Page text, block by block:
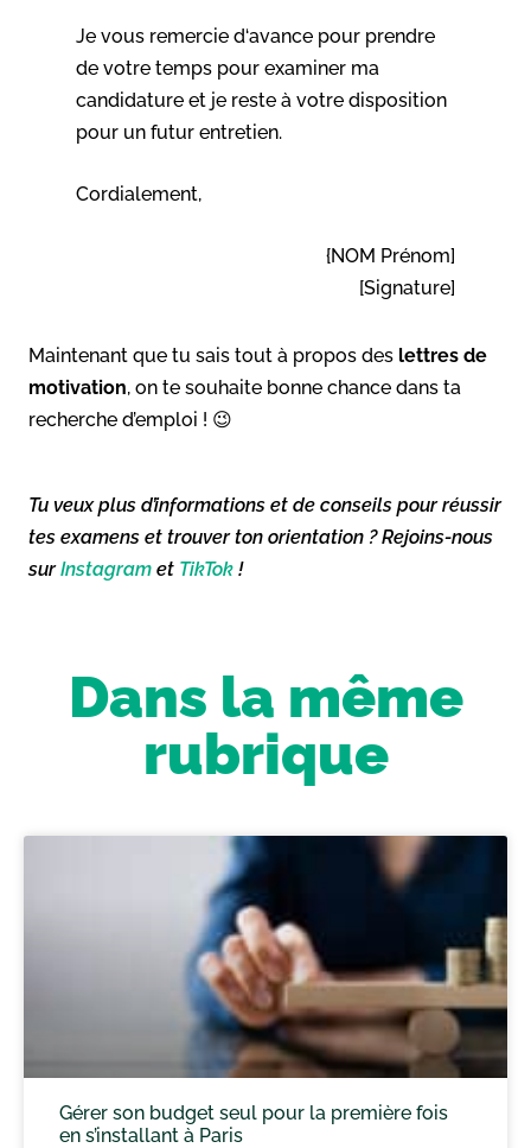
Je vous remercie d‘avance pour prendre
de votre temps pour examiner ma
candidature et je reste à votre disposition
pour un futur entretien.
Cordialement,
{NOM Prénom]
[Signature]
Maintenant que tu sais tout à propos des lettres de
motivation, on te souhaite bonne chance dans ta
recherche d’emploi ! 😉
Tu veux plus d’informations et de conseils pour réussir
tes examens et trouver ton orientation ? Rejoins-nous
surInstagram et TikTok !
Dans la même
rubrique
Gérer son budget seul pour la première fois
en s’installant à Paris